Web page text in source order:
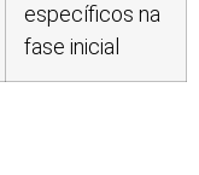
específicos na
fase inicial